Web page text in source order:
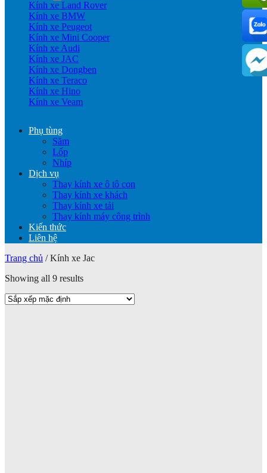
Kính xe Land Rover
Kính xe BMW
Kính xe Peugeot
Kính xe Mini Cooper
Kính xe Audi
Kính xe JAC
Kính xe Dongben
Kính xe Teraco
Kính xe Hino
Kính xe Veam
Phụ tùng
Săm
Lốp
Nhíp
Dịch vụ
Thay kính xe ô tô con
Thay kính xe khách
Thay kính xe tải
Thay kính máy công trình
Kiến thức
Liên hệ
Trang chủ /Kính xe Jac
Showing all 9 results